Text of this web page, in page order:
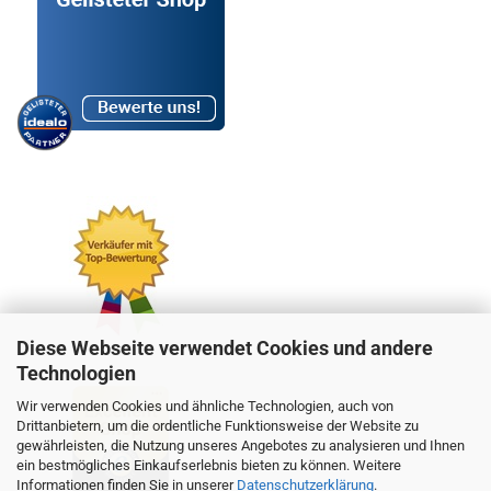
Diese Webseite verwendet Cookies und andere
Technologien
Wir verwenden Cookies und ähnliche Technologien, auch von
Drittanbietern, um die ordentliche Funktionsweise der Website zu
gewährleisten, die Nutzung unseres Angebotes zu analysieren und Ihnen
ein bestmögliches Einkaufserlebnis bieten zu können. Weitere
Informationen finden Sie in unserer Datenschutzerklärung.